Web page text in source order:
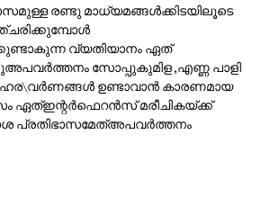
രണ്ടു മാധ്യമങ്ങൾക്കിടയിലൂടെ
വ്യതിയാനം ഏത്
സോപ്പുകുമിള ,എണ്ണ പാളി
ഉണ്ടാവാൻ കാരണമായ
ഏത്ഇന്റർഫെറൻസ് മരീചികയ്ക്ക്
പ്രതിഭാസമേത്അപവർത്തനം